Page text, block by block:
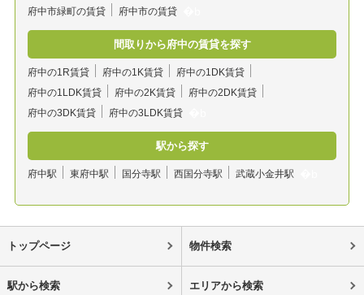
府中市緑町の賃貸
府中市の賃貸
間取りから府中の賃貸を探す
府中の1R賃貸 府中の1K賃貸
府中の1DK賃貸
府中の1LDK賃貸
府中の2K賃貸
府中の2DK賃貸
府中の3DK賃貸
府中の3LDK賃貸
駅から探す
府中駅 東府中駅 国分寺駅 西国分寺駅 武蔵小金井駅
トップページ 物件検索
駅から検索 エリアから検索